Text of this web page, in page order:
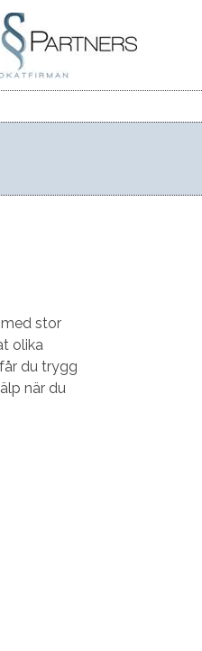
stor
olika
du trygg
när du